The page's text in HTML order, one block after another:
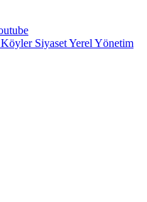
SiyasetYerel Yönetim